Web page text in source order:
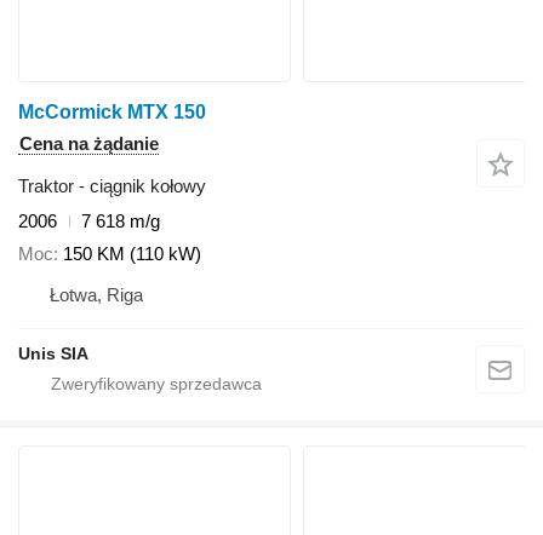
McCormick MTX 150
Cena na żądanie
Traktor - ciągnik kołowy
2006
7 618 m/g
Moc 150 KM (110 kW)
Łotwa, Riga
Unis SIA